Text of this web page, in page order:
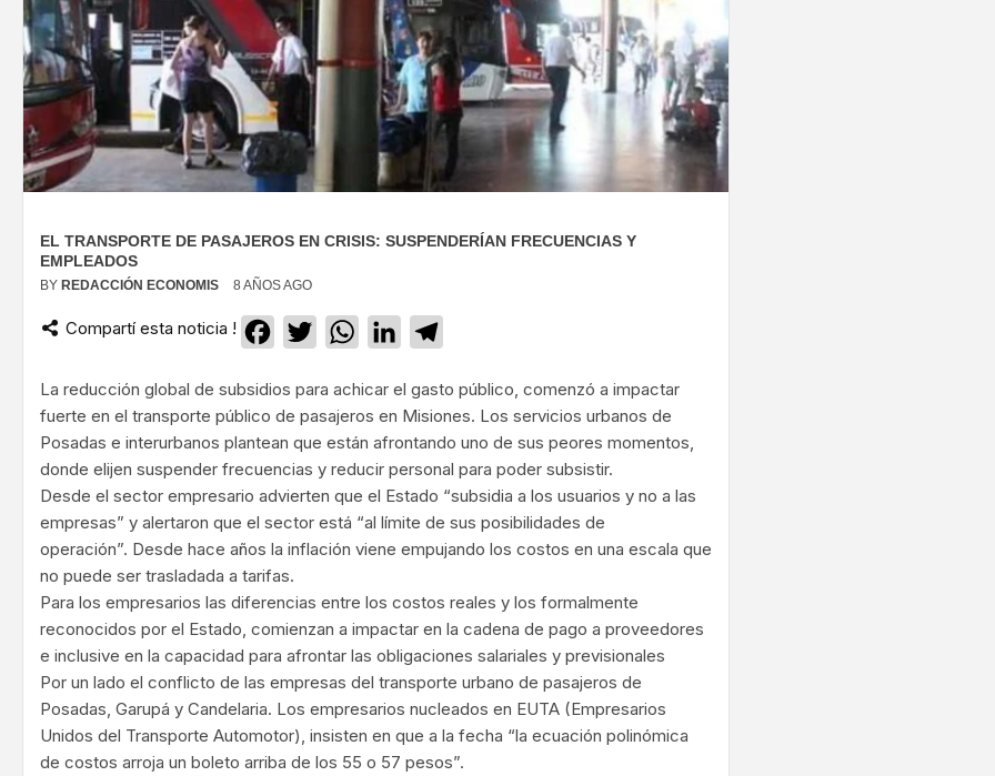
EL TRANSPORTE DE PASAJEROS EN CRISIS: SUSPENDERÍAN FRECUENCIAS Y
EMPLEADOS
BY REDACCIÓN ECONOMIS 8 AÑOS AGO
Compartí esta noticia ! Facebook
TwitterWhatsApp
LinkedIn
La reducción global de subsidios para achicar el gasto público, comenzó a impactar
fuerte en el transporte público de pasajeros en Misiones. Los servicios urbanos de
Posadas e interurbanos plantean que están afrontando uno de sus peores momentos,
donde elijen suspender frecuencias y reducir personal para poder subsistir.
Desde el sector empresario advierten que el Estado “subsidia a los usuarios y no a las
empresas” y alertaron que el sector está “al límite de sus posibilidades de
operación”. Desde hace años la inflación viene empujando los costos en una escala que
no puede ser trasladada a tarifas.
Para los empresarios las diferencias entre los costos reales y los formalmente
reconocidos por el Estado, comienzan a impactar en la cadena de pago a proveedores
e inclusive en la capacidad para afrontar las obligaciones salariales y previsionales
Por un lado el conflicto de las empresas del transporte urbano de pasajeros de
Posadas, Garupá y Candelaria. Los empresarios nucleados en EUTA (Empresarios
Unidos del Transporte Automotor), insisten en que a la fecha “la ecuación polinómica
de costos arroja un boleto arriba de los 55 o 57 pesos”.